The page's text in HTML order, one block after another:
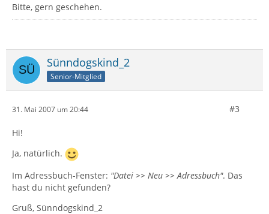
Bitte, gern geschehen.
Sünndogskind_2
Senior-Mitglied
31. Mai 2007 um 20:44 #3
Hi!
Ja, natürlich.
Im Adressbuch-Fenster: "Datei >> Neu >> Adressbuch". Das
hast du nicht gefunden?
Gruß, Sünndogskind_2